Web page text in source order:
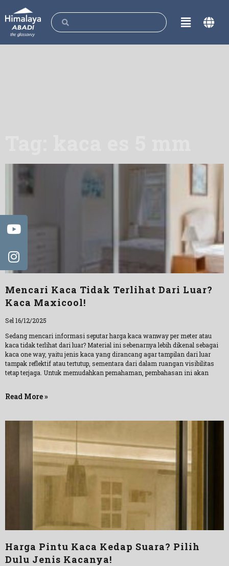
Mencari Kaca Tidak Terlihat Dari Luar?
Kaca Maxicool!
Sel 16/12/2025
Sedang mencari informasi seputar harga kaca wanway per meter atau
kaca tidak terlihat dari luar? Material ini sebenarnya lebih dikenal sebagai
kaca one way, yaitu jenis kaca yang dirancang agar tampilan dari luar
tampak reflektif atau tertutup, sementara dari dalam ruangan visibilitas
tetap terjaga. Untuk memudahkan pemahaman, pembahasan ini akan
Read More »
Harga Pintu Kaca Kedap Suara? Pilih
Dulu Jenis Kacanya!